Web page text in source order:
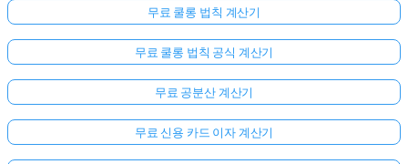
무료 쿨롱 법칙 계산기
무료 쿨롱 법칙 공식 계산기
무료 공분산 계산기
무료 신용 카드 이자 계산기